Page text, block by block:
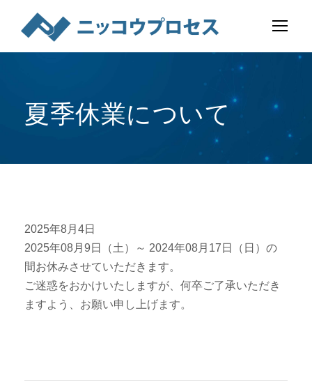
夏季休業について
2025年8月4日
2025年08月9日（土）～ 2024年08月17日（日）の
間お休みさせていただきます。
ご迷惑をおかけいたしますが、何卒ご了承いただき
ますよう、お願い申し上げます。